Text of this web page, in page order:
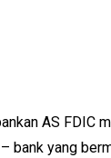
AS FDIC
bank yang